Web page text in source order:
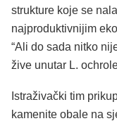
strukture koje se
najproduktivnijim
“Ali do sada nitko
žive unutar L.
Istraživački tim
kamenite obale na